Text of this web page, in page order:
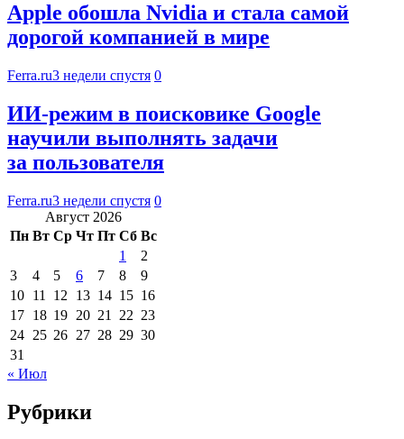
Apple обошла Nvidia и стала самой
дорогой компанией в мире
Ferra.ru3 недели спустя 0
ИИ-режим в поисковике Google
научили выполнять задачи
за пользователя
Ferra.ru3 недели спустя 0
Август 2026
Пн Вт Ср Чт Пт Сб Вс
1
2
3
4 5 6 7 8
9
10 11 12 13 14 15 16
17 18 19 20 21 22 23
24 25 26 27 28 29 30
31
« Июл
Рубрики